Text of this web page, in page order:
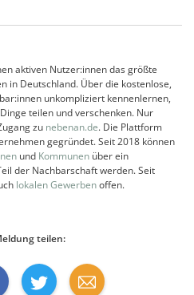
aktiven Nutzer:innen das größte
in Deutschland. Über die kostenlose,
unkompliziert kennenlernen,
teilen und verschenken. Nur
zu nebenan.de. Die Plattform
gegründet. Seit 2018 können
und Kommunen über ein
der Nachbarschaft werden. Seit
lokalen Gewerbenoffen.
teilen: